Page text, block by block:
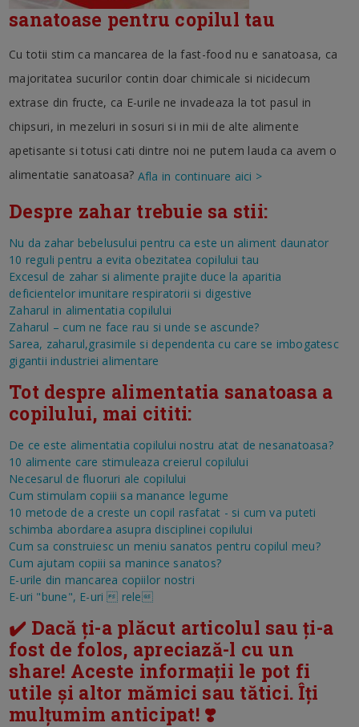
sanatoase pentru copilul tau
Cu totii stim ca mancarea de la fast-food nu e sanatoasa, ca
majoritatea sucurilor contin doar chimicale si nicidecum
extrase din fructe, ca E-urile ne invadeaza la tot pasul in
chipsuri, in mezeluri in sosuri si in mii de alte alimente
apetisante si totusi cati dintre noi ne putem lauda ca avem o
alimentatie sanatoasa? Afla in continuare aici >
Despre zahar trebuie sa stii:
Nu da zahar bebelusului pentru ca este un aliment daunator
10 reguli pentru a evita obezitatea copilului tau
Excesul de zahar si alimente prajite duce la aparitia
deficientelor imunitare respiratorii si digestive
Zaharul in alimentatia copilului
Zaharul – cum ne face rau si unde se ascunde?
Sarea, zaharul,grasimile si dependenta cu care se imbogatesc
gigantii industriei alimentare
Tot despre alimentatia sanatoasa a
copilului, mai cititi:
De ce este alimentatia copilului nostru atat de nesanatoasa?
10 alimente care stimuleaza creierul copilului
Necesarul de fluoruri ale copilului
Cum stimulam copiii sa manance legume
10 metode de a creste un copil rasfatat - si cum va puteti
schimba abordarea asupra disciplinei copilului
Cum sa construiesc un meniu sanatos pentru copilul meu?
Cum ajutam copiii sa manince sanatos?
E-urile din mancarea copiilor nostri
E-uri "bune", E-uri  rele
✔️ Dacă ți-a plăcut articolul sau ți-a
fost de folos, apreciază-l cu un
share! Aceste informații le pot fi
utile și altor mămici sau tătici. Îți
mulțumim anticipat! ❣️